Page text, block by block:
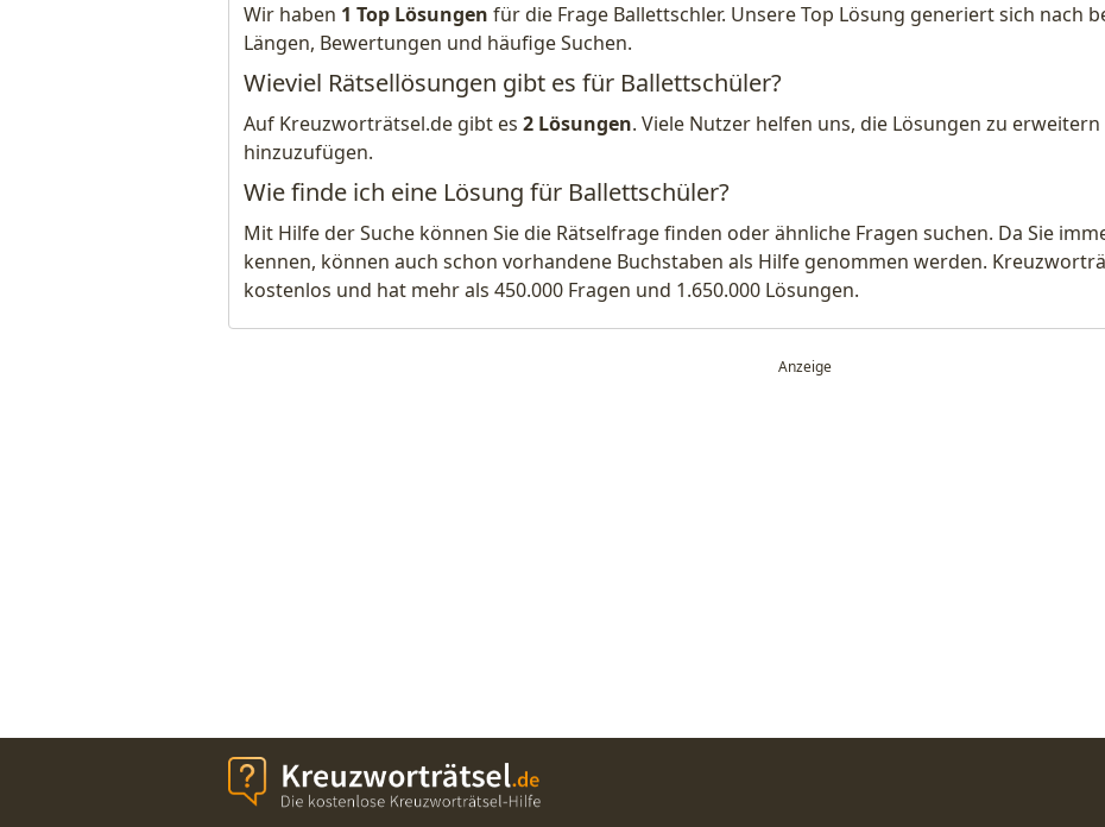
Wir haben 1 Top Lösungen für die Frage Ballettschler. Unsere Top Lösung generiert sich nach
Längen, Bewertungen und häufige Suchen.
Wieviel Rätsellösungen gibt es für Ballettschüler?
Auf Kreuzworträtsel.de gibt es 2 Lösungen. Viele Nutzer helfen uns, die Lösungen zu
hinzuzufügen.
Wie finde ich eine Lösung für Ballettschüler?
Mit Hilfe der Suche können Sie die Rätselfrage finden oder ähnliche Fragen suchen. Da Sie
kennen, können auch schon vorhandene Buchstaben als Hilfe genommen werden.
kostenlos und hat mehr als 450.000 Fragen und 1.650.000 Lösungen.